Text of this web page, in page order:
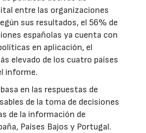
entre las organizaciones
sus resultados, el 56% de
españolas ya cuenta con
en aplicación, el
elevado de los cuatro países
informe.
en las respuestas de
de la toma de decisiones
de la información de
Países Bajos y Portugal.